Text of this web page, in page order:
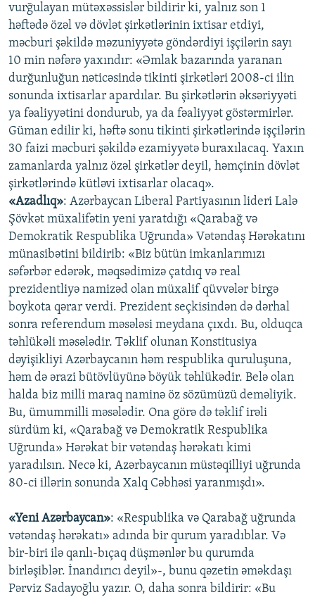
vurğulayan mütəxəssislər bildirir ki, yalnız son 1
həftədə özəl və dövlət şirkətlərinin ixtisar etdiyi,
məcburi şəkildə məzuniyyətə göndərdiyi işçilərin sayı
10 min nəfərə yaxındır: «Əmlak bazarında yaranan
durğunluğun nəticəsində tikinti şirkətləri 2008-ci ilin
sonunda ixtisarlar apardılar. Bu şirkətlərin əksəriyyəti
ya fəaliyyətini dondurub, ya da fəaliyyət göstərmirlər.
Güman edilir ki, həftə sonu tikinti şirkətlərində işçilərin
30 faizi məcburi şəkildə ezamiyyətə buraxılacaq. Yaxın
zamanlarda yalnız özəl şirkətlər deyil, həmçinin dövlət
şirkətlərində kütləvi ixtisarlar olacaq».
«Azadlıq»: Azərbaycan Liberal Partiyasının lideri Lalə
Şövkət müxalifətin yeni yaratdığı «Qarabağ və
Demokratik Respublika Uğrunda» Vətəndaş Hərəkatını
münasibətini bildirib: «Biz bütün imkanlarımızı
səfərbər edərək, məqsədimizə çatdıq və real
prezidentliyə namizəd olan müxalif qüvvələr birgə
boykota qərar verdi. Prezident seçkisindən də dərhal
sonra referendum məsələsi meydana çıxdı. Bu, olduqca
təhlükəli məsələdir. Təklif olunan Konstitusiya
dəyişikliyi Azərbaycanın həm respublika quruluşuna,
həm də ərazi bütövlüyünə böyük təhlükədir. Belə olan
halda biz milli maraq naminə öz sözümüzü deməliyik.
Bu, ümummilli məsələdir. Ona görə də təklif irəli
sürdüm ki, «Qarabağ və Demokratik Respublika
Uğrunda» Hərəkat bir vətəndaş hərəkatı kimi
yaradılsın. Necə ki, Azərbaycanın müstəqilliyi uğrunda
80-ci illərin sonunda Xalq Cəbhəsi yaranmışdı».
«Yeni Azərbaycan»: «Respublika və Qarabağ uğrunda
vətəndaş hərəkatı» adında bir qurum yaradıblar. Və
bir-biri ilə qanlı-bıçaq düşmənlər bu qurumda
birləşiblər. İnandırıcı deyil»-, bunu qəzetin əməkdaşı
Pərviz Sadayoğlu yazır. O, daha sonra bildirir: «Bu